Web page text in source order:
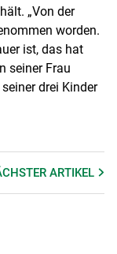
„Von der
worden.
ist, das hat
seiner Frau
drei Kinder
ARTIKEL